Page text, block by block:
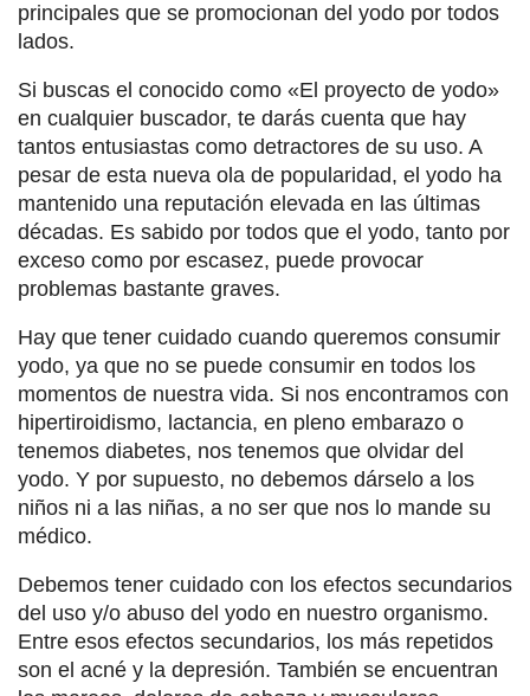
principales que se promocionan del yodo por todos
lados.
Si buscas el conocido como «El proyecto de yodo»
en cualquier buscador, te darás cuenta que hay
tantos entusiastas como detractores de su uso. A
pesar de esta nueva ola de popularidad, el yodo ha
mantenido una reputación elevada en las últimas
décadas. Es sabido por todos que el yodo, tanto por
exceso como por escasez, puede provocar
problemas bastante graves.
Hay que tener cuidado cuando queremos consumir
yodo, ya que no se puede consumir en todos los
momentos de nuestra vida. Si nos encontramos con
hipertiroidismo, lactancia, en pleno embarazo o
tenemos diabetes, nos tenemos que olvidar del
yodo. Y por supuesto, no debemos dárselo a los
niños ni a las niñas, a no ser que nos lo mande su
médico.
Debemos tener cuidado con los efectos secundarios
del uso y/o abuso del yodo en nuestro organismo.
Entre esos efectos secundarios, los más repetidos
son el acné y la depresión. También se encuentran